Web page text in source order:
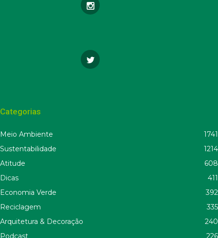
Categorias
Meio Ambiente
1741
Sustentabilidade
1214
Atitude
608
Dicas
411
Economia Verde
392
Reciclagem
335
Arquitetura & Decoração
240